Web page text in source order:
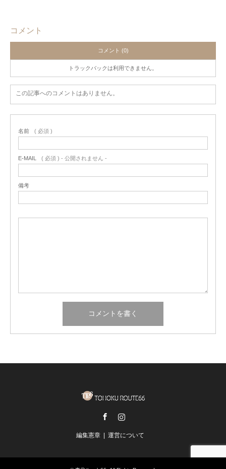
コメント
コメント (0)
トラックバックは利用できません。
この記事へのコメントはありません。
名前 ( 必須 )
E-MAIL ( 必須 ) - 公開されません -
備考
編集憲章 運営について